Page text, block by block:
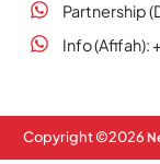
Partnership
Info (Afifah):
Copyright ©2026